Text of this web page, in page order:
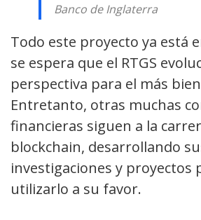
Banco de Inglaterra
Todo este proyecto ya está
se espera que el RTGS
perspectiva para el más
Entretanto, otras muchas
financieras siguen a la
blockchain, desarrollando
investigaciones y proyectos
utilizarlo a su favor.